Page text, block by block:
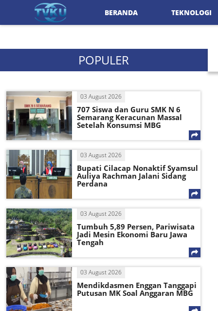
BERANDA TEKNOLOGI
POPULER
03 August 2026
707 Siswa dan Guru SMK N 6
Semarang Keracunan Massal
Setelah Konsumsi MBG
03 August 2026
Bupati Cilacap Nonaktif Syamsul
Auliya Rachman Jalani Sidang
Perdana
03 August 2026
Tumbuh 5,89 Persen, Pariwisata
Jadi Mesin Ekonomi Baru Jawa
Tengah
03 August 2026
Mendikdasmen Enggan Tanggapi
Putusan MK Soal Anggaran MBG